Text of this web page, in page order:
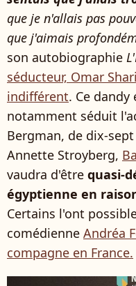
que je n'allais pas
que j'aimais
son autobiographie
séducteur, Omar
indifférent. Ce
notamment séduit
Bergman, de dix-
Annette Stroyberg,
vaudra d'être quasi-
égyptienne en
Certains l'ont
comédienne Andréa
compagne en France.